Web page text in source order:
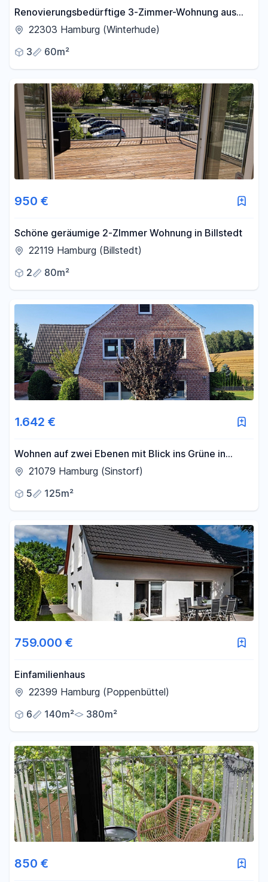
Renovierungsbedürftige 3-Zimmer-Wohnung aus
Nachlass zu verkaufen
22303 Hamburg (Winterhude)
3
60m²
950 €
Schöne geräumige 2-ZImmer Wohnung in Billstedt
22119 Hamburg (Billstedt)
2
80m²
1.642 €
Wohnen auf zwei Ebenen mit Blick ins Grüne in
Hamburg-Sinstorf
21079 Hamburg (Sinstorf)
5
125m²
759.000 €
Einfamilienhaus
22399 Hamburg (Poppenbüttel)
6
140m² 380m²
850 €